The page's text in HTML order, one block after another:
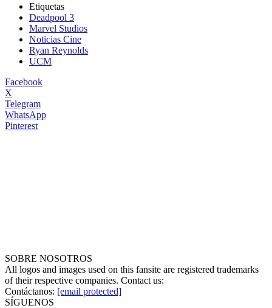
Etiquetas
Deadpool 3
Marvel Studios
Noticias Cine
Ryan Reynolds
UCM
Facebook
X
Telegram
WhatsApp
Pinterest
SOBRE NOSOTROS
All logos and images used on this fansite are registered trademarks
of their respective companies. Contact us:
Contáctanos: [email protected]
SÍGUENOS